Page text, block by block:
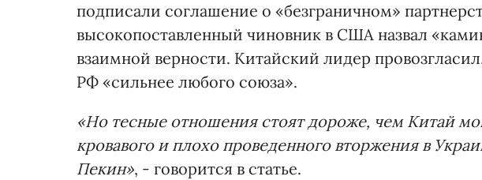
подписали соглашение о «безграничном»
высокопоставленный чиновник в США назвал
взаимной верности. Китайский лидер
РФ «сильнее любого союза».
«Но тесные отношения стоят дороже, чем Китай
кровавого и плохо проведенного вторжения в
Пекин», - говорится в статье.